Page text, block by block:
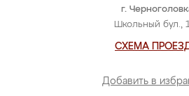
г.
Школьный бул.,
СХЕМА
Добавить в